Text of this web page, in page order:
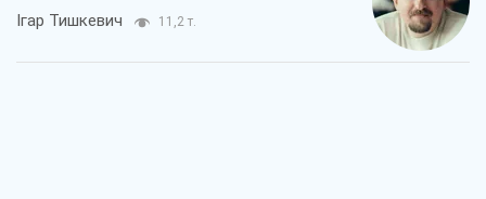
Ігар Тишкевич 11,2 т.